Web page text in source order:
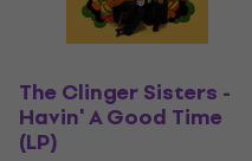
The Clinger Sisters -
Havin' A Good Time
(LP)